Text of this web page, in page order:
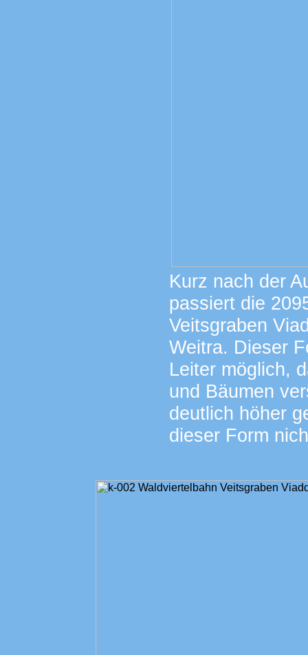
Kurz nach der
passiert die
Veitsgraben
Weitra. Dieser
Leiter möglich,
und Bäumen
deutlich höher
dieser Form